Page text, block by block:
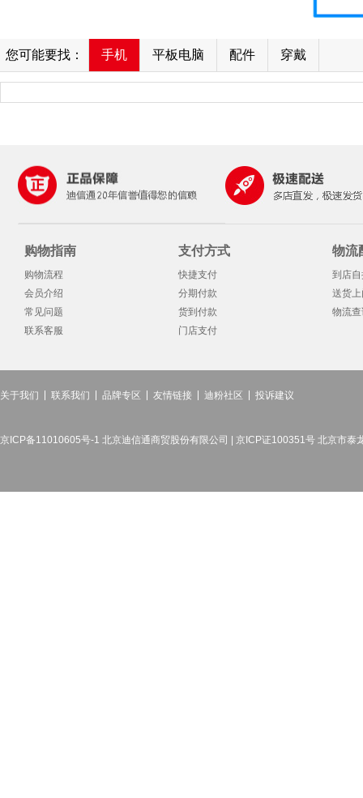
您可能要找： 手机 平板电脑 配件 穿戴
购物指南
购物流程
会员介绍
常见问题
联系客服
支付方式
快捷支付
分期付款
货到付款
门店支付
物流
到店
送货
物流
关于我们 联系我们 品牌专区 友情链接 迪粉社区 投诉建议
京ICP备11010605号-1 北京迪信通商贸股份有限公司 | 京ICP证100351号 北京市泰